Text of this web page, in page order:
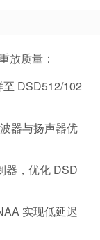
放质量：
至 DSD512/102
器与扬声器优
器，优化 DSD
实现低延迟